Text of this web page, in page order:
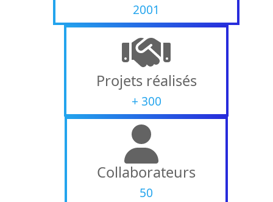
2001
Projets réalisés
+ 300
Collaborateurs
50